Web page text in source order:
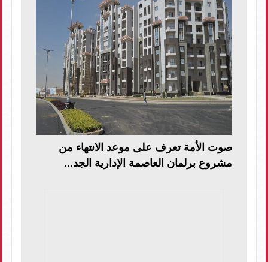
صوت الأمة تعرف على موعد الانتهاء من
مشروع برلمان العاصمة الإدارية الجد...